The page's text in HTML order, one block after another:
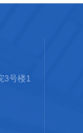
3号楼1